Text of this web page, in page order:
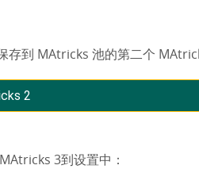
存到 MAtricks 池的第二个
2
3到设置中：